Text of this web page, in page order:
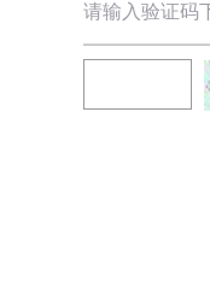
请输入验证码